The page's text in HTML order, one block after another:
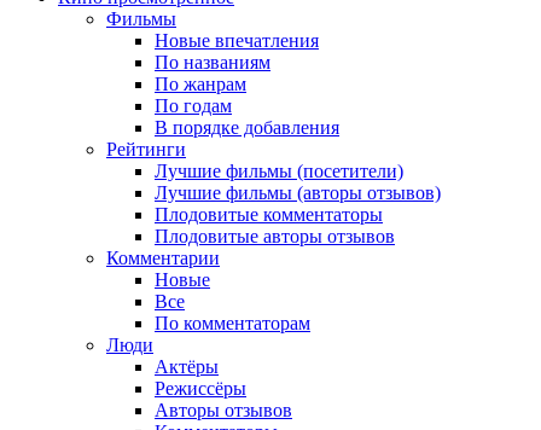
Фильмы
Новые впечатления
По названиям
По жанрам
По годам
В порядке добавления
Рейтинги
Лучшие фильмы (посетители)
Лучшие фильмы (авторы отзывов)
Плодовитые комментаторы
Плодовитые авторы отзывов
Комментарии
Новые
Все
По комментаторам
Люди
Актёры
Режиссёры
Авторы отзывов